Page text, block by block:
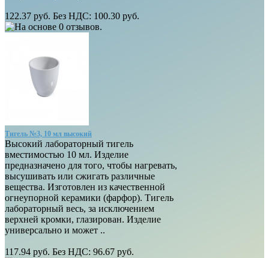
122.37 руб. Без НДС: 100.30 руб.
Тигель №3, 10 мл высокий
Высокий лабораторный тигель
вместимостью 10 мл. Изделие
предназначено для того, чтобы нагревать,
высушивать или сжигать различные
вещества. Изготовлен из качественной
огнеупорной керамики (фарфор). Тигель
лабораторный весь, за исключением
верхней кромки, глазирован. Изделие
универсально и может ..
117.94 руб. Без НДС: 96.67 руб.